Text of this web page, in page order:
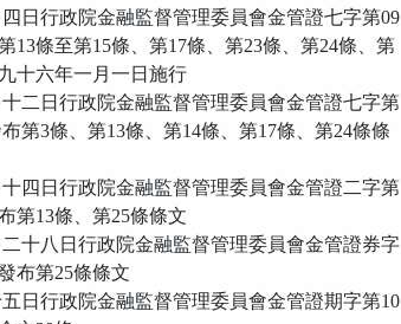
日行政院金融監督管理委員會金管證七字第09
13條至第15條、第17條、第23條、第24條、第
十六年一月一日施行
二日行政院金融監督管理委員會金管證七字第
第3條、第13條、第14條、第17條、第24條條
四日行政院金融監督管理委員會金管證二字第
第13條、第25條條文
十八日行政院金融監督管理委員會金管證券字
布第25條條文
日行政院金融監督管理委員會金管證期字第10